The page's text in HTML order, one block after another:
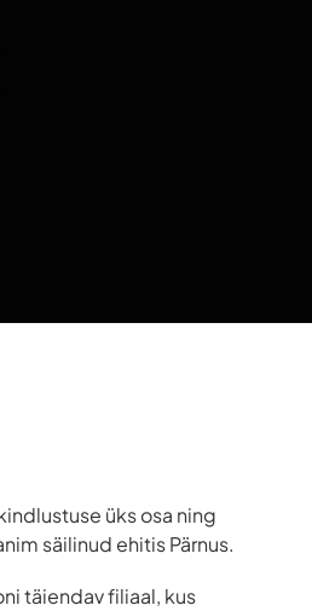
üks osa ning
säilinud ehitis Pärnus.
täiendav filiaal, kus